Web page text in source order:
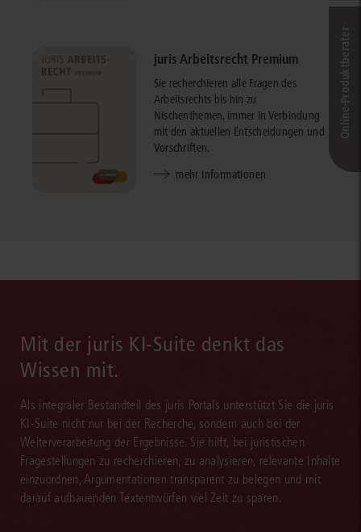
juris Arbeitsrecht Premium
Sie recherchieren alle Fragen des
Arbeitsrechts bis hin zu
Nischenthemen, immer in Verbindung
mit den aktuellen Entscheidungen und
Vorschriften.
mehr Informationen
Mit der juris KI-Suite denkt das
Wissen mit.
Als integraler Bestandteil des juris Portals unterstützt Sie die juris
KI-Suite nicht nur bei der Recherche, sondern auch bei der
Weiterverarbeitung der Ergebnisse. Sie hilft, bei juristischen
Fragestellungen zu recherchieren, zu analysieren, relevante Inhalte
einzuordnen, Argumentationen transparent zu belegen und mit
darauf aufbauenden Textentwürfen viel Zeit zu sparen.
Online-Produkt­berater